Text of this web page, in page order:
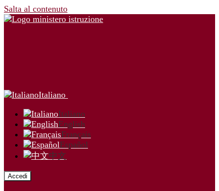
Salta al contenuto
Italiano
Italiano
English
Français
Español
中文
Accedi